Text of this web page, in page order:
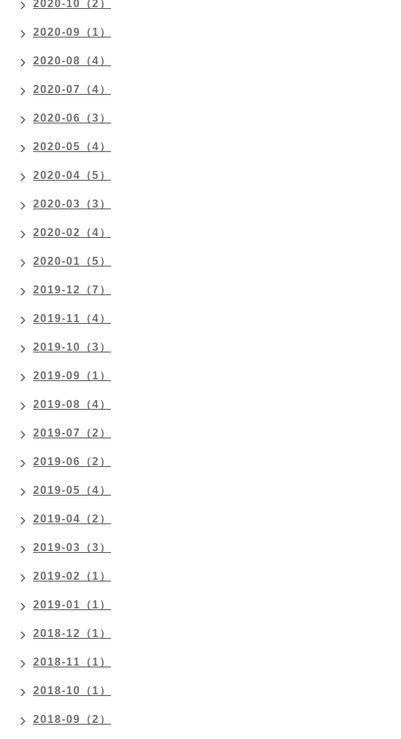
2020-10（2）
2020-09（1）
2020-08（4）
2020-07（4）
2020-06（3）
2020-05（4）
2020-04（5）
2020-03（3）
2020-02（4）
2020-01（5）
2019-12（7）
2019-11（4）
2019-10（3）
2019-09（1）
2019-08（4）
2019-07（2）
2019-06（2）
2019-05（4）
2019-04（2）
2019-03（3）
2019-02（1）
2019-01（1）
2018-12（1）
2018-11（1）
2018-10（1）
2018-09（2）